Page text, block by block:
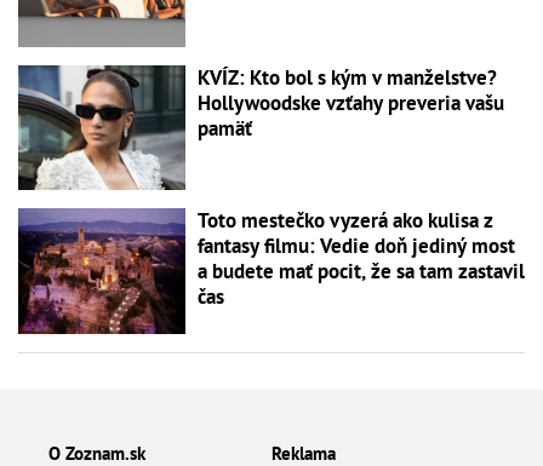
KVÍZ: Kto bol s kým v manželstve?
Hollywoodske vzťahy preveria vašu
pamäť
Toto mestečko vyzerá ako kulisa z
fantasy filmu: Vedie doň jediný most
a budete mať pocit, že sa tam zastavil
čas
O Zoznam.sk Reklama